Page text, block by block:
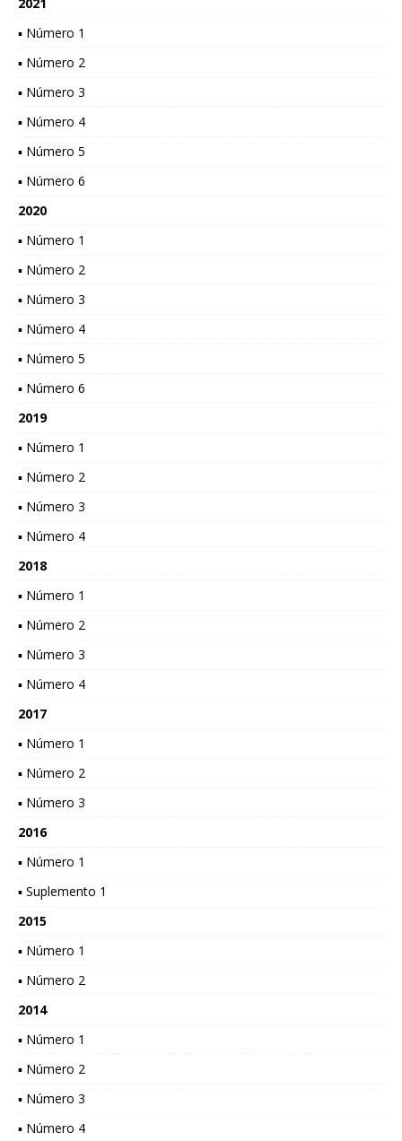
▪ Número 1
▪ Número 2
▪ Número 3
▪ Número 4
▪ Número 5
▪ Número 6
2020
▪ Número 1
▪ Número 2
▪ Número 3
▪ Número 4
▪ Número 5
▪ Número 6
2019
▪ Número 1
▪ Número 2
▪ Número 3
▪ Número 4
2018
▪ Número 1
▪ Número 2
▪ Número 3
▪ Número 4
2017
▪ Número 1
▪ Número 2
▪ Número 3
2016
▪ Número 1
▪ Suplemento 1
2015
▪ Número 1
▪ Número 2
2014
▪ Número 1
▪ Número 2
▪ Número 3
▪ Número 4